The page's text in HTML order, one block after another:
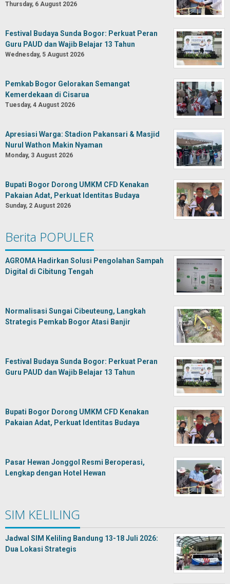
Thursday, 6 August 2026
Festival Budaya Sunda Bogor: Perkuat Peran
Guru PAUD dan Wajib Belajar 13 Tahun
Wednesday, 5 August 2026
Pemkab Bogor Gelorakan Semangat
Kemerdekaan di Cisarua
Tuesday, 4 August 2026
Apresiasi Warga: Stadion Pakansari & Masjid
Nurul Wathon Makin Nyaman
Monday, 3 August 2026
Bupati Bogor Dorong UMKM CFD Kenakan
Pakaian Adat, Perkuat Identitas Budaya
Sunday, 2 August 2026
Berita POPULER
AGROMA Hadirkan Solusi Pengolahan Sampah
Digital di Cibitung Tengah
Normalisasi Sungai Cibeuteung, Langkah
Strategis Pemkab Bogor Atasi Banjir
Festival Budaya Sunda Bogor: Perkuat Peran
Guru PAUD dan Wajib Belajar 13 Tahun
Bupati Bogor Dorong UMKM CFD Kenakan
Pakaian Adat, Perkuat Identitas Budaya
Pasar Hewan Jonggol Resmi Beroperasi,
Lengkap dengan Hotel Hewan
SIM KELILING
Jadwal SIM Keliling Bandung 13-18 Juli 2026:
Dua Lokasi Strategis